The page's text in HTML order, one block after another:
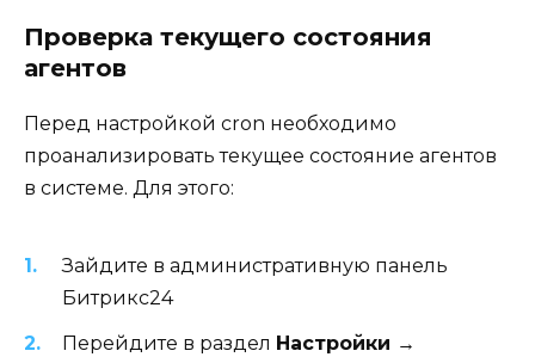
Проверка текущего состояния
агентов
Перед настройкой cron необходимо
проанализировать текущее состояние агентов
в системе. Для этого:
Зайдите в административную панель
Битрикс24
Перейдите в раздел Настройки →